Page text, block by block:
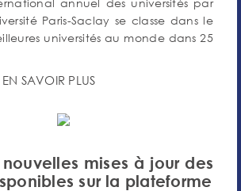
Paris-Saclay se classe dans le
universités au monde dans 25
EN SAVOIR PLUS
nouvelles mises à jour des
sur la plateforme